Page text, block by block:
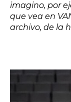
imagino, por
que vea en
archivo, de la